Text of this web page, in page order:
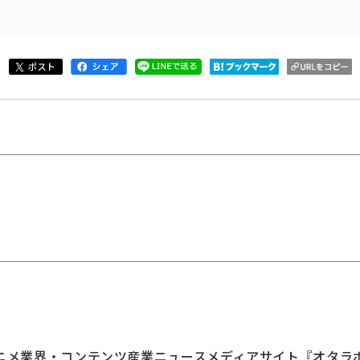
メ業界・コンテンツ産業ニュースメディアサイト『オタラ